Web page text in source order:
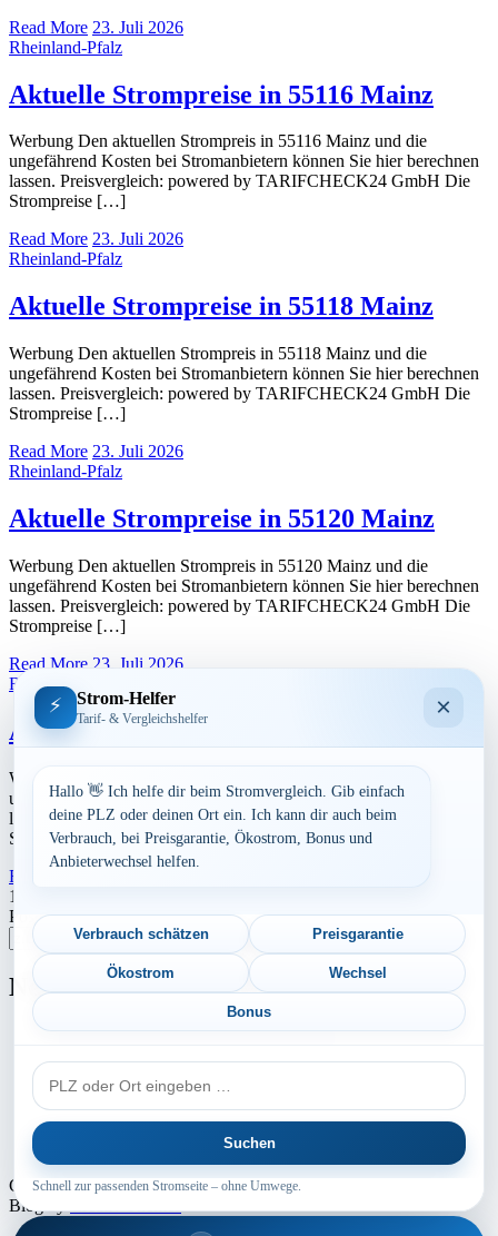
Read More 23. Juli 2026
Rheinland-Pfalz
Aktuelle Strompreise in 55116 Mainz
Werbung Den aktuellen Strompreis in 55116 Mainz und die
ungefährend Kosten bei Stromanbietern können Sie hier berechnen
lassen. Preisvergleich: powered by TARIFCHECK24 GmbH Die
Strompreise […]
Read More 23. Juli 2026
Rheinland-Pfalz
Aktuelle Strompreise in 55118 Mainz
Werbung Den aktuellen Strompreis in 55118 Mainz und die
ungefährend Kosten bei Stromanbietern können Sie hier berechnen
lassen. Preisvergleich: powered by TARIFCHECK24 GmbH Die
Strompreise […]
Read More 23. Juli 2026
Rheinland-Pfalz
Aktuelle Strompreise in 55120 Mainz
Werbung Den aktuellen Strompreis in 55120 Mainz und die
ungefährend Kosten bei Stromanbietern können Sie hier berechnen
lassen. Preisvergleich: powered by TARIFCHECK24 GmbH Die
Strompreise […]
Read More 23. Juli 2026
Rheinland-Pfalz
Aktuelle Strompreise in 55128 Mainz
Werbung Den aktuellen Strompreis in 55128 Mainz und die
ungefährend Kosten bei Stromanbietern können Sie hier berechnen
lassen. Preisvergleich: powered by TARIFCHECK24 GmbH Die
Strompreise […]
Read More
Seitennummerierung
der
Beiträge
1
Postleitzahl eingeben
Suchen
Neu berechnet
Aktuelle Strompreise in 08427 Fraureuth
Aktuelle Strompreise in 37079 Göttingen
Aktuelle Strompreise in 47051 Duisburg
Copyright © 2024 - 2026 INTERMEDIA GROUP - Theme Marsh
Blog by
⚡ Strom-Helfer
Tarif- & Vergleichshelfer ×
Hallo 👋 Ich helfe dir beim Stromvergleich. Gib einfach
deine PLZ oder deinen Ort ein. Ich kann dir auch beim
Verbrauch, bei Preisgarantie, Ökostrom, Bonus und
Anbieterwechsel helfen.
Verbrauch schätzen Preisgarantie
Ökostrom Wechsel
Bonus
PLZ
oder
Ort
Suchen
Schnell zur passenden Stromseite – ohne Umwege.